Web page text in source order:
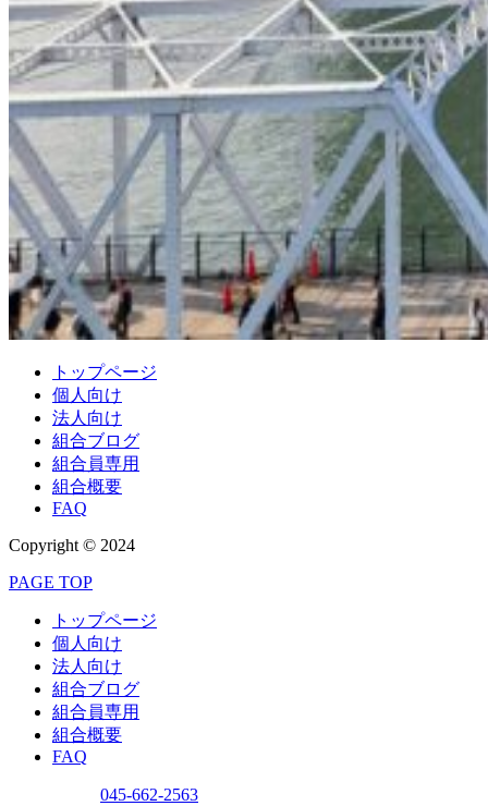
トップページ
個人向け
法人向け
組合ブログ
組合員専用
組合概要
FAQ
Copyright © 2024
PAGE TOP
トップページ
個人向け
法人向け
組合ブログ
組合員専用
組合概要
FAQ
045-662-2563